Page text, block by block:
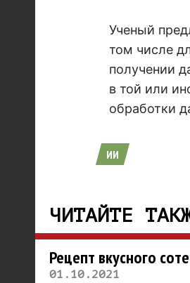
Ученый
том числе
получении
в той или
обработки
ИИ
ЧИТАЙТЕ
Рецепт вкусного
01.10.2021